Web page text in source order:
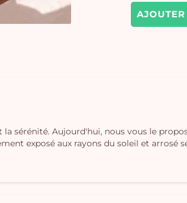
sérénité. Aujourd'hui, nous vous le
exposé aux rayons du soleil et arrosé